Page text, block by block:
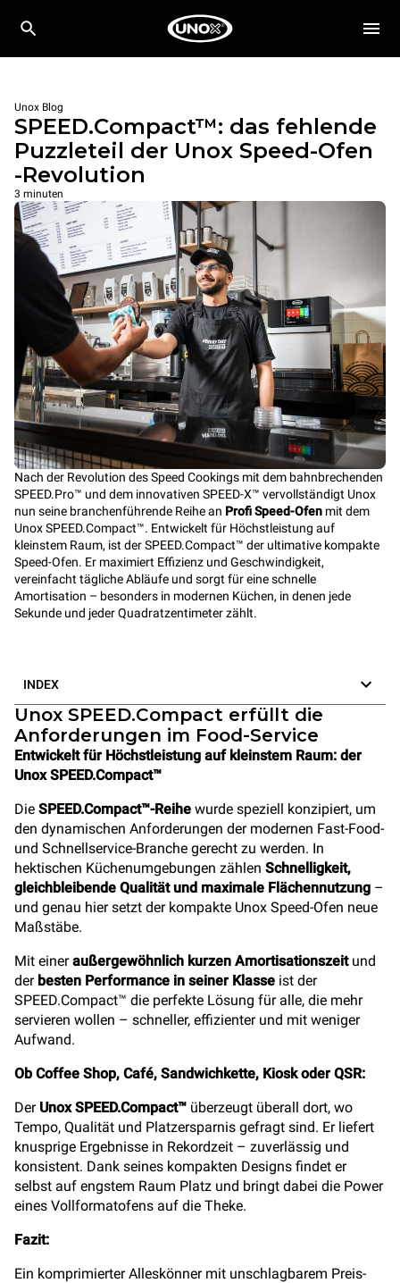
Unox Blog
SPEED.Compact™: das fehlende
Puzzleteil der Unox Speed-Ofen
-Revolution
3 minuten
Nach der Revolution des Speed Cookings mit dem bahnbrechenden
SPEED.Pro™ und dem innovativen SPEED-X™ vervollständigt Unox
nun seine branchenführende Reihe an Profi Speed-Ofen mit dem
Unox SPEED.Compact™. Entwickelt für Höchstleistung auf
kleinstem Raum, ist der SPEED.Compact™ der ultimative kompakte
Speed-Ofen. Er maximiert Effizienz und Geschwindigkeit,
vereinfacht tägliche Abläufe und sorgt für eine schnelle
Amortisation – besonders in modernen Küchen, in denen jede
Sekunde und jeder Quadratzentimeter zählt.
INDEX
Unox SPEED.Compact erfüllt die
Anforderungen im Food-Service
Entwickelt für Höchstleistung auf kleinstem Raum: der
Unox SPEED.Compact™
Die SPEED.Compact™-Reihe wurde speziell konzipiert, um
den dynamischen Anforderungen der modernen Fast-Food-
und Schnellservice-Branche gerecht zu werden. In
hektischen Küchenumgebungen zählen Schnelligkeit,
gleichbleibende Qualität und maximale Flächennutzung –
und genau hier setzt der kompakte Unox Speed-Ofen neue
Maßstäbe.
Mit eineraußergewöhnlich kurzen Amortisationszeitund
der besten Performance in seiner Klasse ist der
SPEED.Compact™ die perfekte Lösung für alle, die mehr
servieren wollen – schneller, effizienter und mit weniger
Aufwand.
Ob Coffee Shop, Café, Sandwichkette, Kiosk oder QSR:
Der Unox SPEED.Compact™ überzeugt überall dort, wo
Tempo, Qualität und Platzersparnis gefragt sind. Er liefert
knusprige Ergebnisse in Rekordzeit – zuverlässig und
konsistent. Dank seines kompakten Designs findet er
selbst auf engstem Raum Platz und bringt dabei die Power
eines Vollformatofens auf die Theke.
Fazit:
Ein komprimierter Alleskönner mit unschlagbarem Preis-